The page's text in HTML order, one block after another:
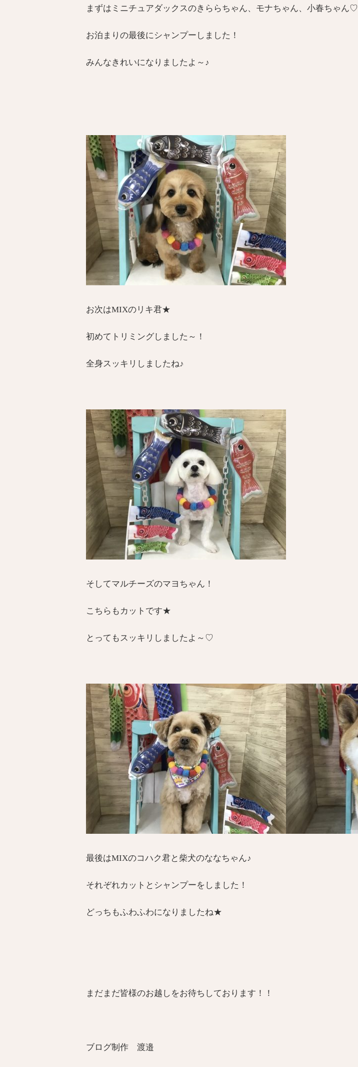
まずはミニチュアダックスのきららちゃん、モナちゃん、小春ちゃん♡
お泊まりの最後にシャンプーしました！
みんなきれいになりましたよ～♪
お次はMIXのリキ君★
初めてトリミングしました～！
全身スッキリしましたね♪
そしてマルチーズのマヨちゃん！
こちらもカットです★
とってもスッキリしましたよ～♡
最後はMIXのコハク君と柴犬のななちゃん♪
それぞれカットとシャンプーをしました！
どっちもふわふわになりましたね★
まだまだ皆様のお越しをお待ちしております！！
ブログ制作 渡邉